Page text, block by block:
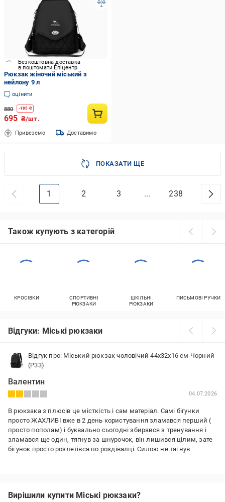
Безкоштовна доставка
в поштомати Епіцентр
Рюкзак жіночий міський з
нейлону 9 л
оцінити
880 -185 ₴
695 ₴/шт.
Привеземо Доставимо
ПОКАЗАТИ ЩЕ
1 2 3 ... 238
Також купують з категорій
КРОСІВКИ
СПОРТИВНІ
РЮКЗАКИ
ШКІЛЬНІ
РЮКЗАКИ
ПИСЬМОВІ РУЧКИ
Відгуки: Міські рюкзаки
Відгук про: Міський рюкзак чоловічий 44x32x16 см Чорний
(Р33)
Валентин
04.07.2026
В рюкзака з плюсів це місткість і сам матеріал. Самі бігунки
просто ЖАХЛИВІ вже в 2 день користування зламався перший (
просто пополам) і буквально сьогодні збирався з тренування і
зламався ще один, тягнув за шнурочок, він лишився цілим, зате
бігунок просто розлетівся по роздівалці. Силою не тягнув
Недоліки:
Вирішили купити Міські рюкзаки?